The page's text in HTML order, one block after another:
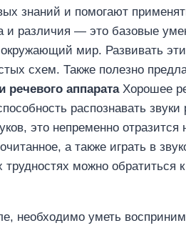
знаний и помогают
различия — это базовые
мир. Развивать
схем. Также полезно
речевого аппаратаХорошее
распознавать
это непременно отразится
а также играть в
можно обратиться
необходимо уметь